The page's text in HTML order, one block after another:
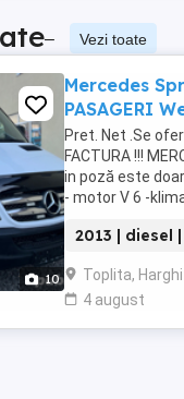
– Vezi toate
10
Mercedes
PASAGERI
Pret. Net .Se
FACTURA !!!
in poză este
- motor V 6 -
2013 | diesel
Toplita,
4 august